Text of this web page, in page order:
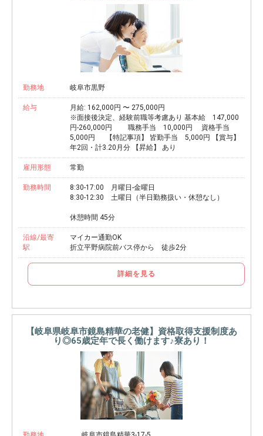
勤務地 岐阜市黒野
給与
月給: 162,000円 〜 275,000円
※面接後決定、経験前職等考慮あり 基本給 147,000
円-260,000円 職務手当 10,000円 資格手当
5,000円 【特記事項】 皆勤手当 5,000円 【賞与】
年2回・計3.20月分 【昇給】 あり
雇用形態 常勤
勤務時間
8:30-17:00 月曜日-金曜日
8:30-12:30 土曜日（半日勤務扱い・休憩なし）
休憩時間 45分
沿線/最寄
駅
マイカー通勤OK
折立平野病院前バス停から 徒歩2分
詳細を見る
【岐阜県岐阜市鏡島精華の老健】資格取得支援制度あ
り◎65歳定年で長く働けます♪寮あり！